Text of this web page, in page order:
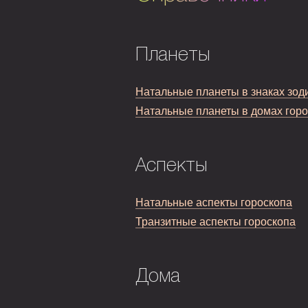
Планеты
Натальные планеты в знаках
Натальные планеты в домах
Аспекты
Натальные аспекты гороскопа
Транзитные аспекты гороскопа
Дома